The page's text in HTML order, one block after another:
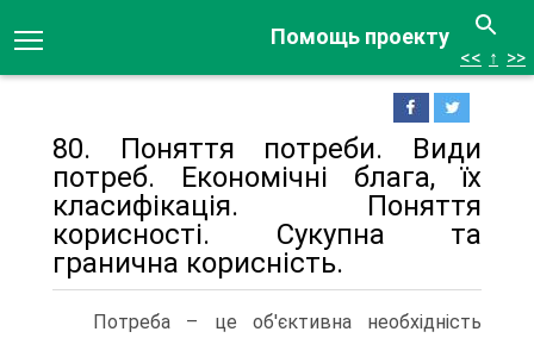
Помощь проекту
<< ↑ >>
80. Поняття потреби. Види
потреб. Економічні блага, їх
класифікація. Поняття
корисності. Сукупна та
гранична корисність.
Потреба – це об'єктивна необхідність